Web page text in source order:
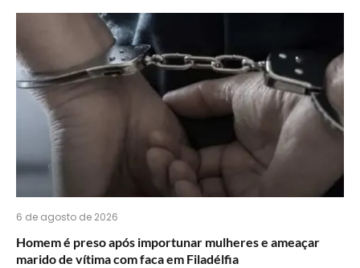
6 de agosto de 2026
Homem é preso após importunar mulheres e ameaçar
marido de vítima com faca em Filadélfia